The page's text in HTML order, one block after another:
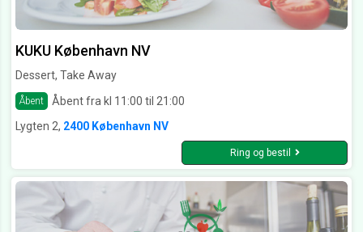
KUKU København NV
Dessert, Take Away
Åbent
Åbent fra kl 11:00 til 21:00
Lygten 2, 2400 København NV
Ring og bestil